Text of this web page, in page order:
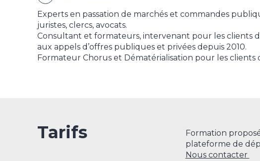
Experts en passation de marchés et commandes
juristes, clercs, avocats.
Consultant et formateurs, intervenant pour les clients
aux appels d’offres publiques et privées depuis 2010.
Formateur Chorus et Dématérialisation pour les clients
Tarifs
Formation
plateforme de
Nous contacter